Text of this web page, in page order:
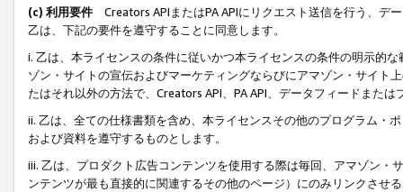
(c) 利用要件 Creators APIまたはPA APIにリクエスト送信を行う、デ
乙は、下記の要件を遵守することに同意します。
i. 乙は、本ライセンスの条件に従いかつ本ライセンスの条件の明示的
ゾン・サイトの宣伝およびマーケティングならびにアマゾン・サイト
たはそれ以外の方法で、Creators API、PA API、データフィードまた
ii. 乙は、全ての仕様書類を含め、本ライセンスその他のプログラム・
および資料を遵守するものとします。
iii. 乙は、プロダクト広告コンテンツを使用する際は毎回、アマゾン
ンテンツが最も直接的に関連するその他のページ）にのみリンクさせ